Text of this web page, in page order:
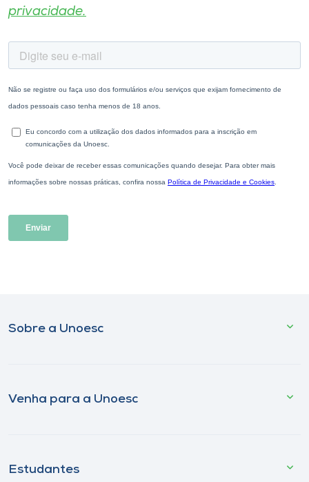
privacidade.
Sobre a Unoesc
Venha para a Unoesc
Estudantes